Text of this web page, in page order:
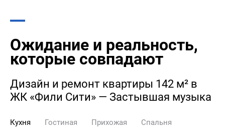
Ожидание и реальность,
которые совпадают
Дизайн и ремонт квартиры 142 м² в
ЖК «Фили Сити» — Застывшая музыка
Кухня Гостиная Прихожая Спальня